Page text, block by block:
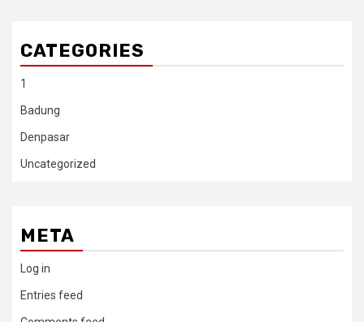
CATEGORIES
1
Badung
Denpasar
Uncategorized
META
Log in
Entries feed